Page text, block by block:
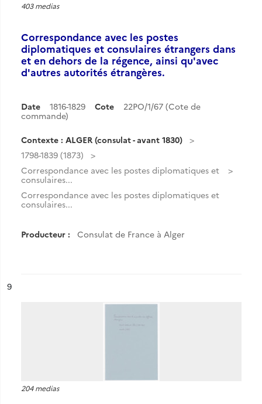
403 medias
Correspondance avec les postes
diplomatiques et consulaires étrangers dans
et en dehors de la régence, ainsi qu'avec
d'autres autorités étrangères.
Date 1816-1829 Cote
22PO/1/67 (Cote de
commande)
Contexte : ALGER (consulat - avant 1830)
1798-1839 (1873)
Correspondance avec les postes diplomatiques et
consulaires...
Correspondance avec les postes diplomatiques et
consulaires...
Producteur : Consulat de France à Alger
n°
9
204 medias